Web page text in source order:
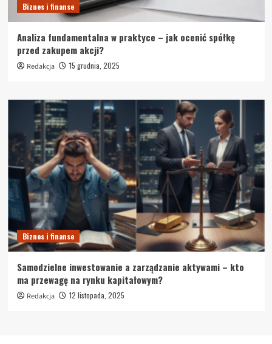
Biznes i finanse
Analiza fundamentalna w praktyce – jak ocenić spółkę
przed zakupem akcji?
Redakcja 15 grudnia, 2025
Biznes i finanse
Samodzielne inwestowanie a zarządzanie aktywami – kto
ma przewagę na rynku kapitałowym?
Redakcja 12 listopada, 2025